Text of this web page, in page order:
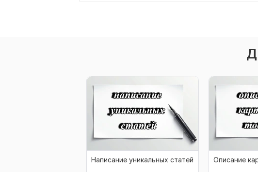
Написание уникальных статей Описание